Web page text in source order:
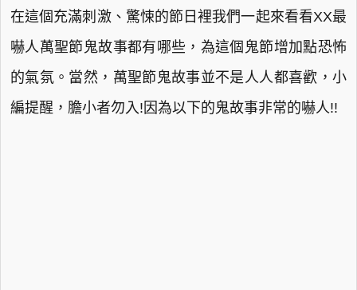
在這個充滿刺激、驚悚的節日裡我們一起來看看XX最
嚇人萬聖節鬼故事都有哪些，為這個鬼節增加點恐怖
的氣氛。當然，萬聖節鬼故事並不是人人都喜歡，小
編提醒，膽小者勿入!因為以下的鬼故事非常的嚇人!!